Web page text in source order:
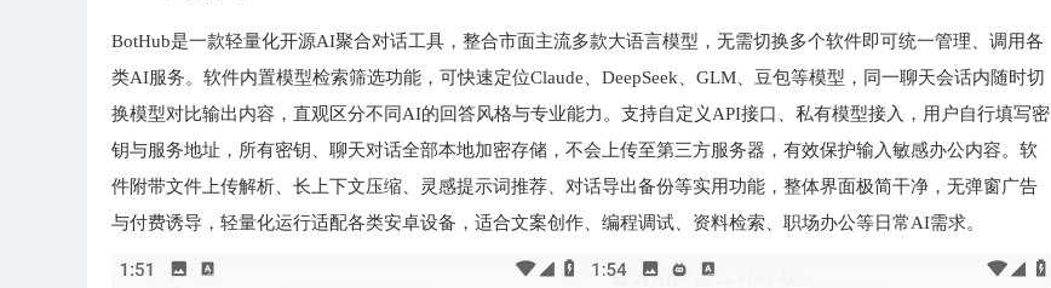
BotHub是一款轻量化开源AI聚合对话工具，整合市面主流多款大语言模型，无需切换多个软件即可统一管理、调用各
类AI服务。软件内置模型检索筛选功能，可快速定位Claude、DeepSeek、GLM、豆包等模型，同一聊天会话内随时切
换模型对比输出内容，直观区分不同AI的回答风格与专业能力。支持自定义API接口、私有模型接入，用户自行填写密
钥与服务地址，所有密钥、聊天对话全部本地加密存储，不会上传至第三方服务器，有效保护输入敏感办公内容。软
件附带文件上传解析、长上下文压缩、灵感提示词推荐、对话导出备份等实用功能，整体界面极简干净，无弹窗广告
与付费诱导，轻量化运行适配各类安卓设备，适合文案创作、编程调试、资料检索、职场办公等日常AI需求。